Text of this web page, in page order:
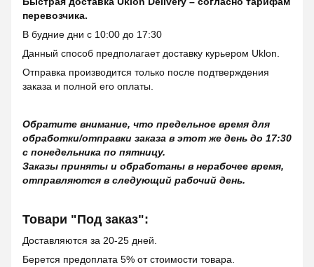
перевозчика.
В будние дни с 10:00 до 17:30
Данный способ предполагает доставку курьером Uklon.
Отправка производится только после подтверждения
заказа и полной его оплаты.
Обратите внимание, что предельное время для
обработки/отправки заказа в этот же день до 17:30
с понедельника по пятницу.
Заказы приняты и обработаны в нерабочее время,
отправляются в следующий рабочий день.
Товари "Под заказ":
Доставляются за 20-25 дней.
Берется предоплата 5% от стоимости товара.